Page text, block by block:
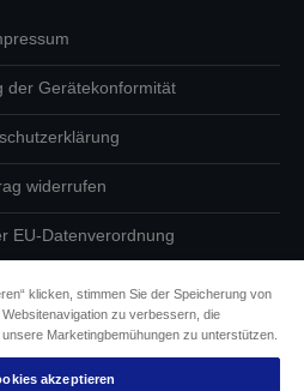
der Gerätekonformität
widerrufen
EU-Datenverordnung
zu Cookies
für Barrierefreiheit
klicken, stimmen Sie der Speicherung von
zu verbessern, die
Marketingbemühungen zu unterstützen.
akzeptieren